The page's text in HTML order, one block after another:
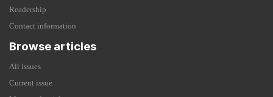
Readership
Contact information
Browse articles
All issues
Current issue